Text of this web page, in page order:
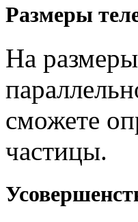
Размеры
На
сможете
частицы.